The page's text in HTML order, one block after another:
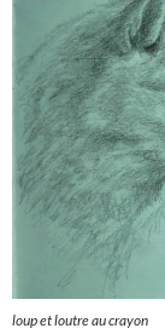
loup et loutre au crayon